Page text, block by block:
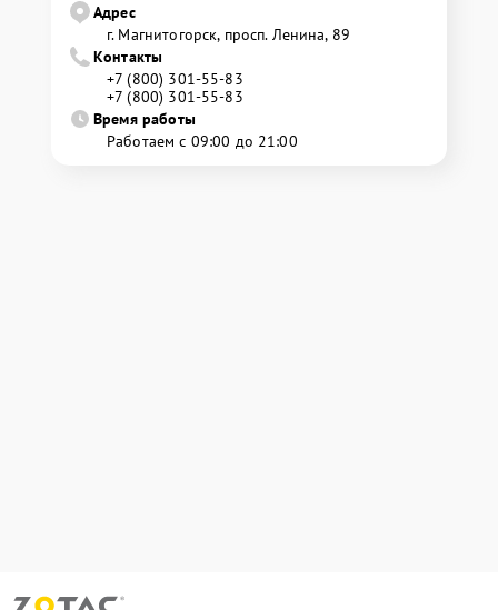
Адрес
г. Магнитогорск, просп. Ленина, 89
Контакты
+7 (800) 301-55-83
+7 (800) 301-55-83
Время работы
Работаем с 09:00 до 21:00